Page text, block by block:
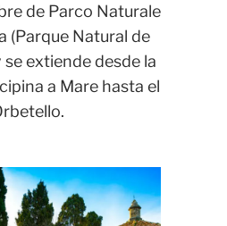
de Parco Naturale
(Parque Natural de
se extiende desde la
a Mare hasta el